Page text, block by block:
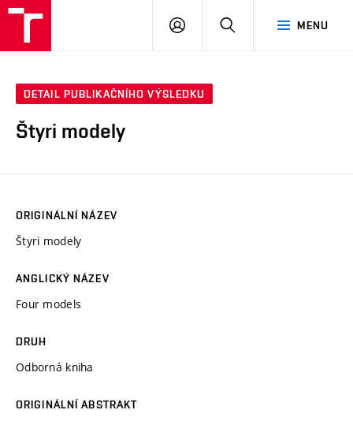
MENU
PŘIHLÁSIT
DETAIL PUBLIKAČNÍHO VÝSLEDKU
Štyri modely
ORIGINÁLNÍ NÁZEV
Štyri modely
ANGLICKÝ NÁZEV
Four models
DRUH
Odborná kniha
ORIGINÁLNÍ ABSTRAKT